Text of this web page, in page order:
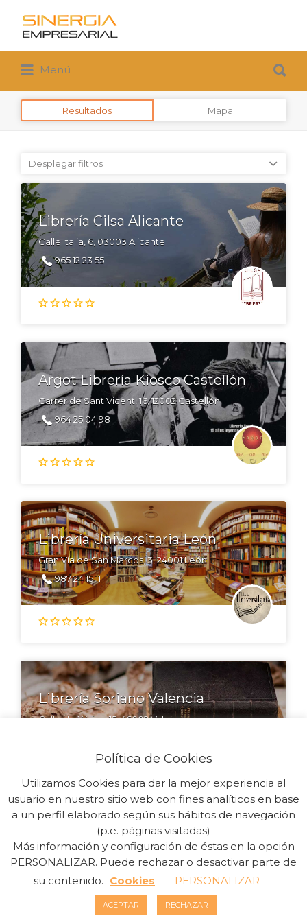
Buscar
por:
Menú
por:
Resultados Mapa
Desplegar filtros
Librería Cilsa Alicante
Calle Italia, 6, 03003 Alicante
965 12 23 55
Argot Librería Kiosco Castellón
Carrer de Sant Vicent, 16, 12002 Castellón
964 25 04 98
Librería Universitaria León
Gran Vía de San Marcos, 3, 24001 León
987 24 15 11
Librería Soriano Valencia
Calle de Xàtiva, 15, 46002 Valencia
Política de Cookies
Utilizamos Cookies para dar la mejor experiencia al
usuario en nuestro sitio web con fines analíticos en base
a un perfil elaborado según sus hábitos de navegación
(p.e. páginas visitadas)
Más información y configuración de éstas en la opción
PERSONALIZAR. Puede rechazar o desactivar parte de
su contenido. Cookies PERSONALIZAR
ACEPTAR RECHAZAR